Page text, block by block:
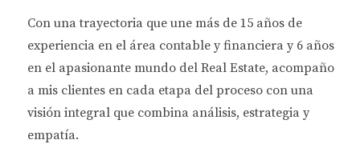
Investigación de Vecindarios
Antes de realizar cualquier compra, es vital
investigar el vecindario donde se encuentra la
propiedad. Esto incluye analizar las tasas de
criminalidad, la presencia policial y las opiniones de
los residentes locales. Puedes utilizar recursos como
Con una trayectoria que une más de 15 años de
experiencia en el área contable y financiera y 6 años
en el apasionante mundo del Real Estate, acompaño
a mis clientes en cada etapa del proceso con una
visión integral que combina análisis, estrategia y
empatía.